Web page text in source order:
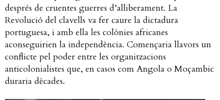
després de cruentes guerres d’alliberament. La
Revolució del clavells va fer caure la dictadura
portuguesa, i amb ella les colònies africanes
aconseguirien la independència. Començaria llavors un
conflicte pel poder entre les organitzacions
anticolonialistes que, en casos com Angola o Moçambic
duraria dècades.